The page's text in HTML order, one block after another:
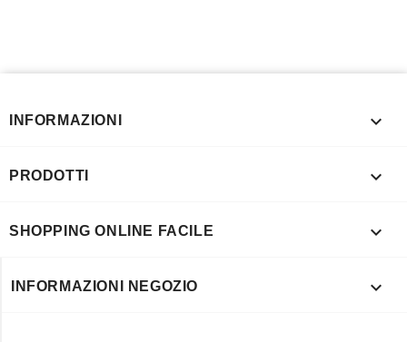
INFORMAZIONI 
PRODOTTI 
SHOPPING ONLINE FACILE 
INFORMAZIONI NEGOZIO 